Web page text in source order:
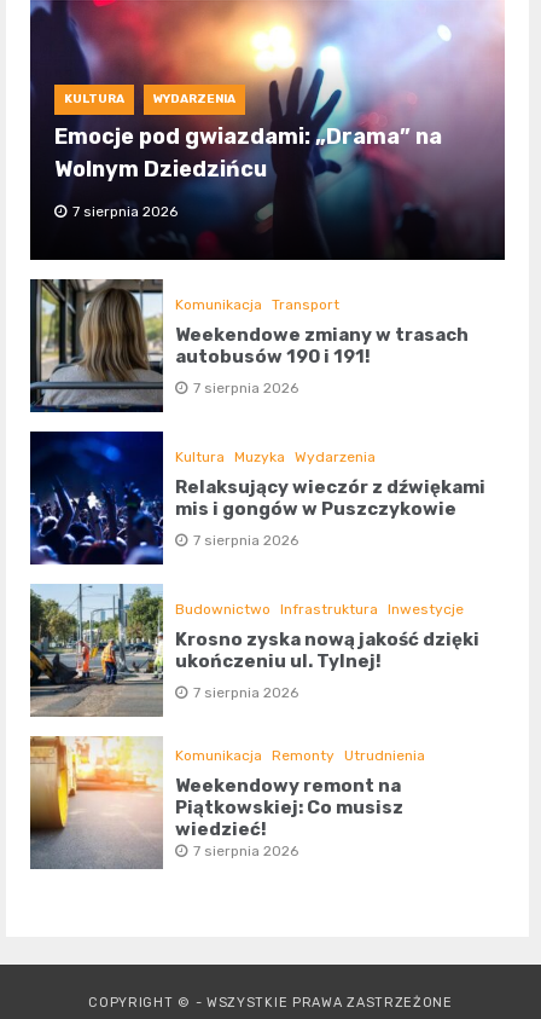
KULTURA WYDARZENIA
Emocje pod gwiazdami: „Drama” na
Wolnym Dziedzińcu
7 sierpnia 2026
Komunikacja Transport
Weekendowe zmiany w trasach
autobusów 190 i 191!
7 sierpnia 2026
Kultura Muzyka Wydarzenia
Relaksujący wieczór z dźwiękami
mis i gongów w Puszczykowie
7 sierpnia 2026
Budownictwo Infrastruktura Inwestycje
Krosno zyska nową jakość dzięki
ukończeniu ul. Tylnej!
7 sierpnia 2026
Komunikacja Remonty Utrudnienia
Weekendowy remont na
Piątkowskiej: Co musisz
wiedzieć!
7 sierpnia 2026
COPYRIGHT © - WSZYSTKIE PRAWA ZASTRZEŻONE